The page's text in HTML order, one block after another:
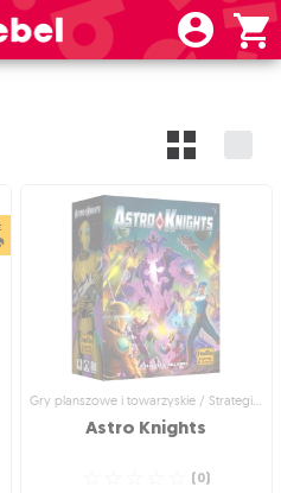
Gry planszowe i towarzyskie / Strategiczne gry planszowe
Astro Knights
(0)